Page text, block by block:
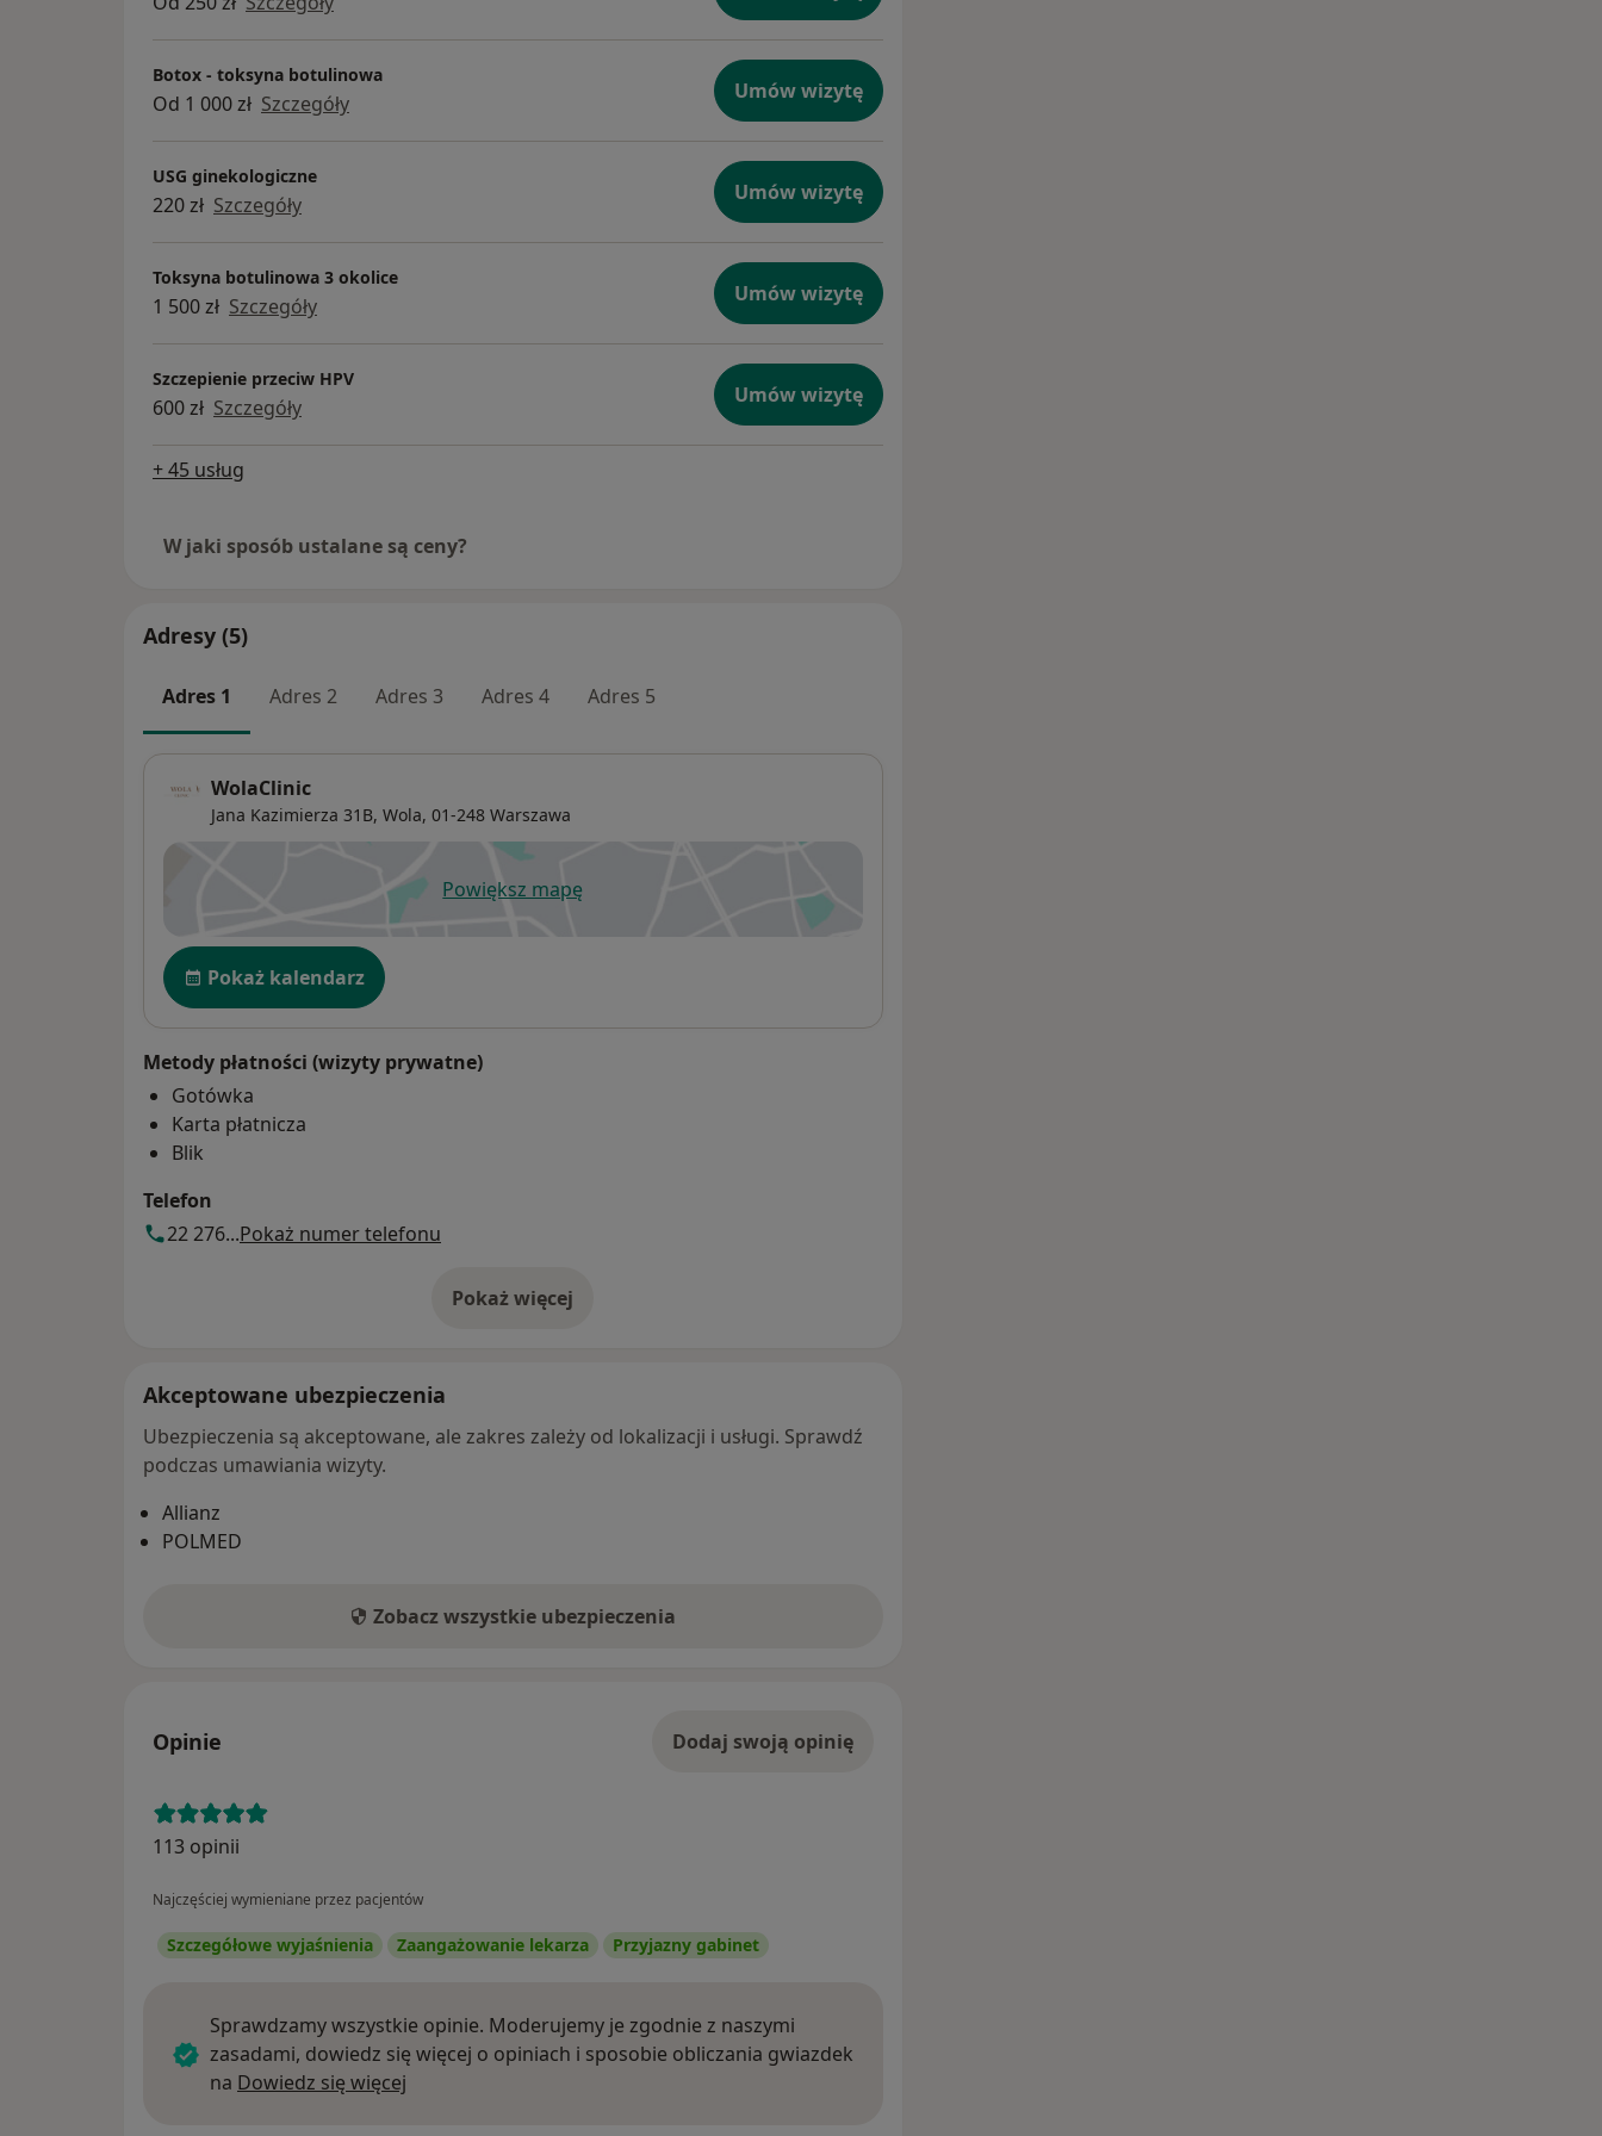
umów wizytę w WolaClinic.
Botox - toksyna botulinowa
Od 1 000 zł Szczegóły Umów wizytę
USG ginekologiczne
220 zł Szczegóły Umów wizytę
Toksyna botulinowa 3 okolice
1 500 zł Szczegóły Umów wizytę
Szczepienie przeciw HPV
600 zł Szczegóły Umów wizytę
+ 45 usług
W jaki sposób ustalane są ceny?
Adresy (5)
Adres 1 Adres 2 Adres 3 Adres 4 Adres 5
WolaClinic
Jana Kazimierza 31B, Wola, 01-248 Warszawa
Powiększ mapęotwiera się w nowej karcie
Dostępność
Pokaż kalendarz
Metody płatności (wizyty prywatne)
Gotówka
Karta płatnicza
Blik
Telefon
22 276...Pokaż numer telefonu
Pokaż więcej
o adresie
Akceptowane ubezpieczenia
Ubezpieczenia są akceptowane, ale zakres zależy od lokalizacji i usługi. Sprawdź
podczas umawiania wizyty.
Allianz
POLMED
Zobacz wszystkie ubezpieczenia
Opinie Dodaj swoją opinię
113 opinii
Najczęściej wymieniane przez pacjentów
Szczegółowe wyjaśnienia Zaangażowanie lekarza Przyjazny gabinet
Sprawdzamy wszystkie opinie. Moderujemy je zgodnie z naszymi
zasadami, dowiedz się więcej o opiniach i sposobie obliczania gwiazdek
na Dowiedz się więcej